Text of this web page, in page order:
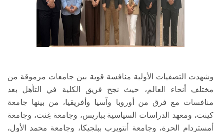
وشهدت التصفيات الأولية منافسة قوية بين جامعات مرموقة من
مختلف أنحاء العالم، حيث نجح فريق الكلية في التأهل بعد
منافسات مع فرق من أوروبا وآسيا وأفريقيا، من بينها جامعة
كينت، ومعهد الدراسات السياسية بباريس، وجامعة غِنت، وجامعة
أمستردام الحرة، وجامعة أنتويرب ببلجيكا، وجامعة محمد الأول،